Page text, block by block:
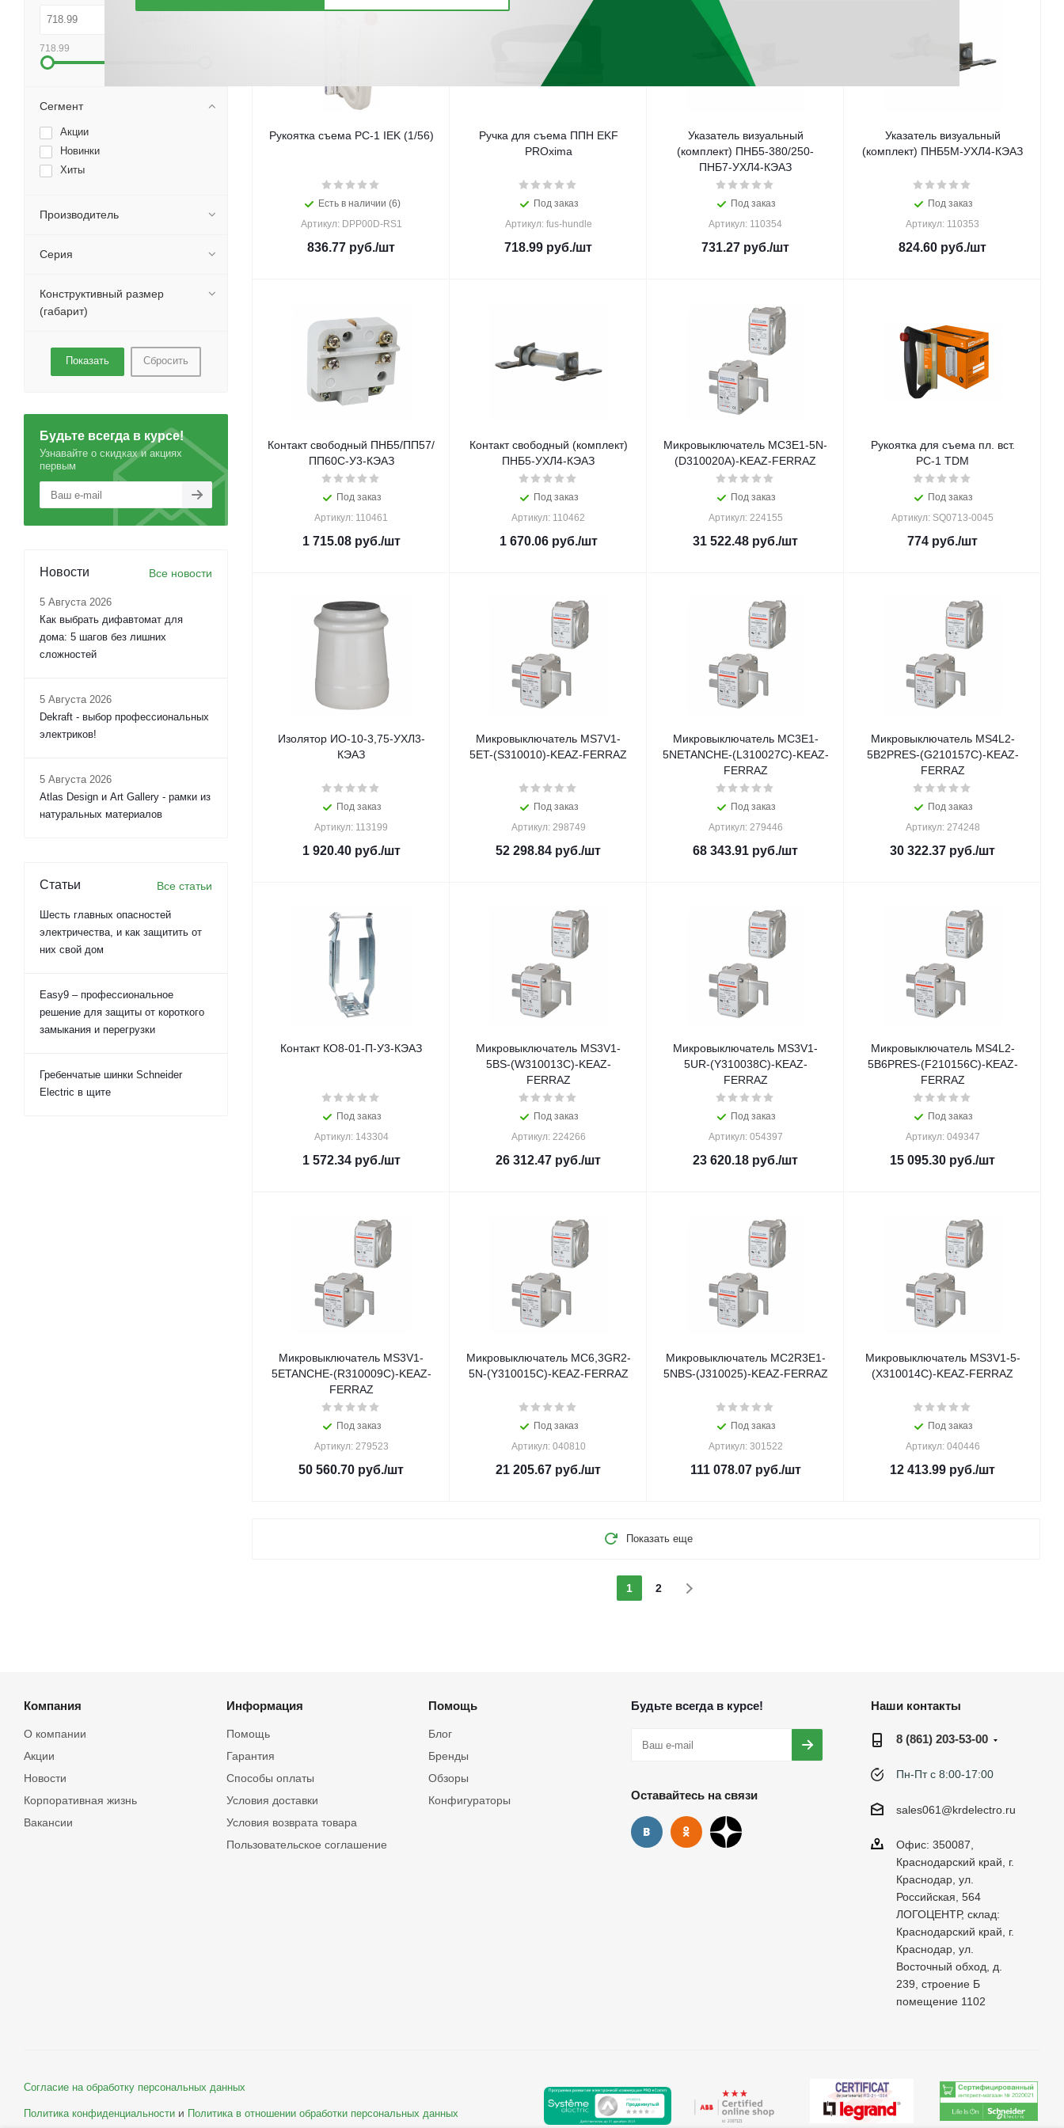
Рукоятка съема РС-1 IEK (1/56)
Есть в наличии (6)
Артикул: DPP00D-RS1
836.77 руб./шт
Ручка для съема ППН EKF
PROxima
Под заказ
Артикул: fus-hundle
718.99 руб./шт
Указатель визуальный
(комплект) ПНБ5-380/250-
ПНБ7-УХЛ4-КЭАЗ
Под заказ
Артикул: 110354
731.27 руб./шт
Указатель визуальный
(комплект) ПНБ5М-УХЛ4-КЭАЗ
Под заказ
Артикул: 110353
824.60 руб./шт
Контакт свободный ПНБ5/ПП57/
ПП60С-У3-КЭАЗ
Под заказ
Артикул: 110461
1 715.08руб./шт
Контакт свободный (комплект)
ПНБ5-УХЛ4-КЭАЗ
Под заказ
Артикул: 110462
1 670.06руб./шт
Микровыключатель MC3E1-5N-
(D310020A)-KEAZ-FERRAZ
Под заказ
Артикул: 224155
31 522.48 руб./шт
Рукоятка для съема пл. вст.
РС-1 TDM
Под заказ
Артикул: SQ0713-0045
774 руб./шт
Изолятор ИО-10-3,75-УХЛ3-
КЭАЗ
Под заказ
Артикул: 113199
1 920.40руб./шт
Микровыключатель MS7V1-
5ET-(S310010)-KEAZ-FERRAZ
Под заказ
Артикул: 298749
52 298.84 руб./шт
Микровыключатель MC3E1-
5NETANCHE-(L310027C)-KEAZ-
FERRAZ
Под заказ
Артикул: 279446
68 343.91 руб./шт
Микровыключатель MS4L2-
5B2PRES-(G210157C)-KEAZ-
FERRAZ
Под заказ
Артикул: 274248
30 322.37 руб./шт
Контакт КО8-01-П-У3-КЭАЗ
Под заказ
Артикул: 143304
1 572.34руб./шт
Микровыключатель MS3V1-
5BS-(W310013C)-KEAZ-
FERRAZ
Под заказ
Артикул: 224266
26 312.47 руб./шт
Микровыключатель MS3V1-
5UR-(Y310038C)-KEAZ-
FERRAZ
Под заказ
Артикул: 054397
23 620.18 руб./шт
Микровыключатель MS4L2-
5В6PRES-(F210156C)-KEAZ-
FERRAZ
Под заказ
Артикул: 049347
15 095.30 руб./шт
Микровыключатель MS3V1-
5ETANCHE-(R310009C)-KEAZ-
FERRAZ
Под заказ
Артикул: 279523
50 560.70 руб./шт
Микровыключатель MC6,3GR2-
5N-(Y310015C)-KEAZ-FERRAZ
Под заказ
Артикул: 040810
21 205.67 руб./шт
Микровыключатель MC2R3E1-
5NBS-(J310025)-KEAZ-FERRAZ
Под заказ
Артикул: 301522
111 078.07руб./шт
Микровыключатель MS3V1-5-
(X310014C)-KEAZ-FERRAZ
Под заказ
Артикул: 040446
12 413.99 руб./шт
Показать еще
1 2
718.99
Сегмент
Акции
Новинки
Хиты
Производитель
Серия
Конструктивный размер
(габарит)
Сбросить
Будьте всегда в курсе!
Узнавайте о скидках и акциях
первым
Новости Все новости
5 Августа 2026
Как выбрать дифавтомат для
дома: 5 шагов без лишних
сложностей
5 Августа 2026
Dekraft - выбор профессиональных
электриков!
5 Августа 2026
Atlas Design и Art Gallery - рамки из
натуральных материалов
Статьи Все статьи
Шесть главных опасностей
электричества, и как защитить от
них свой дом
Easy9 – профессиональное
решение для защиты от короткого
замыкания и перегрузки
Гребенчатые шинки Schneider
Electric в щите
Компания
О компании
Акции
Новости
Корпоративная жизнь
Вакансии
Информация
Помощь
Гарантия
Способы оплаты
Условия доставки
Условия возврата товара
Пользовательское соглашение
Помощь
Блог
Бренды
Обзоры
Конфигураторы
Будьте всегда в курсе!
Оставайтесь на связи
Наши контакты
8 (861) 203-53-00
Пн-Пт с 8:00-17:00
sales061@krdelectro.ru
Офис: 350087,
Краснодарский край, г.
Краснодар, ул.
Российская, 564
ЛОГОЦЕНТР, склад:
Краснодарский край, г.
Краснодар, ул.
Восточный обход, д.
239, строение Б
помещение 1102
Согласие на обработку персональных данных
Политика конфиденциальности и Политика в отношении обработки персональных данных